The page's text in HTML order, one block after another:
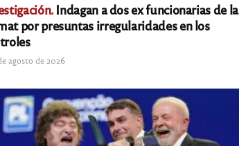
Indagan a dos ex funcionarias de la
por presuntas irregularidades en los
agosto de 2026